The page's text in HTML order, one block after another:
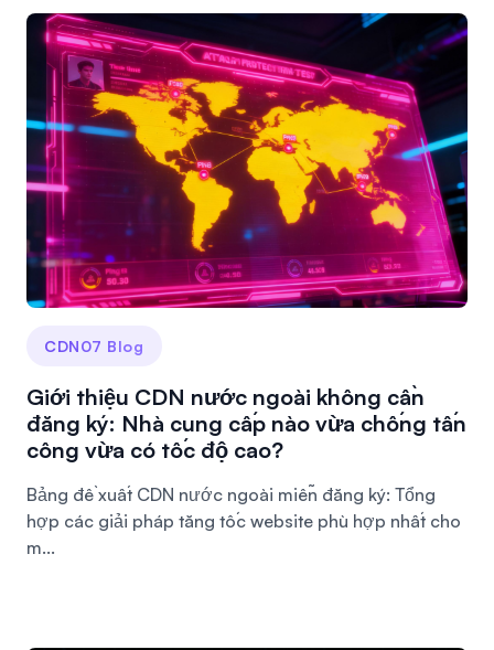
CDN07 Blog
Giới thiệu CDN nước ngoài không cần
đăng ký: Nhà cung cấp nào vừa chống tấn
công vừa có tốc độ cao?
Bảng đề xuất CDN nước ngoài miễn đăng ký: Tổng
hợp các giải pháp tăng tốc website phù hợp nhất cho
m...